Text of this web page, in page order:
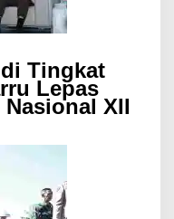
di Tingkat
Lepas
XII